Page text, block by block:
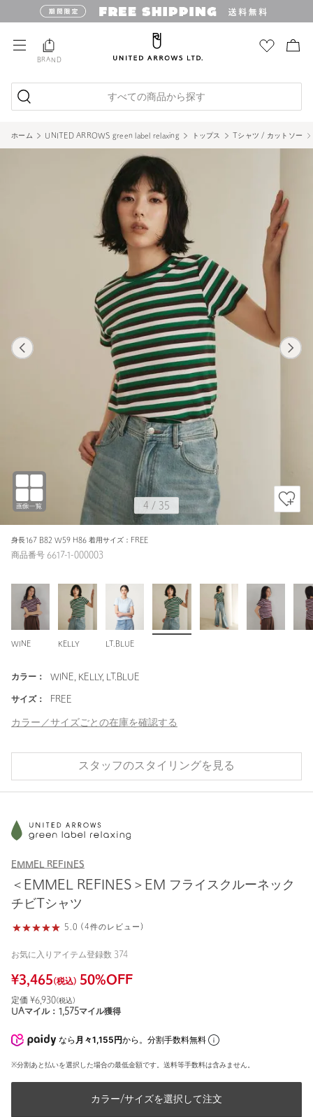
BRAND
すべての商品から探す
ホーム UNITED ARROWS green label relaxing トップス Tシャツ / カットソー
身長167 B82 W59 H86 着用サイズ：FREE
4 / 35
商品番号 6617-1-000003
WINE KELLY LT.BLUE
カラー： WINE, KELLY, LT.BLUE
サイズ： FREE
カラー／サイズごとの在庫を確認する
スタッフのスタイリングを見る
EMMEL REFINES
＜EMMEL REFINES＞EM フライスクルーネック
チビTシャツ
5.0 (4件のレビュー)
お気に入りアイテム登録数 374
¥3,465(税込) 50%OFF
定価 ¥6,930(税込)
UAマイル： 1,575マイル獲得
なら 月々1,155円から。分割手数料無料
※分割あと払いを選択した場合の最低金額です。送料等手数料は含みません。
カラー/サイズを選択して注文
WINE
1 35